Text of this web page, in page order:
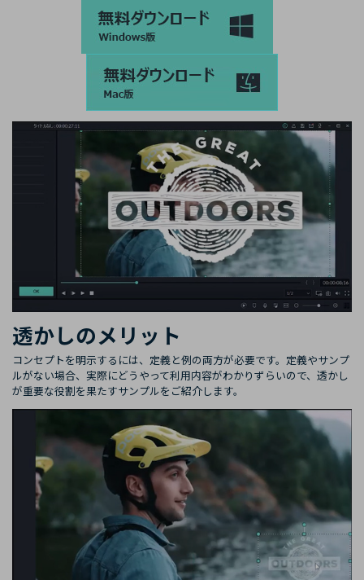
透かしのメリット
コンセプトを明示するには、定義と例の両方が必要です。定義やサンプ
ルがない場合、実際にどうやって利用内容がわかりずらいので、透かし
が重要な役割を果たすサンプルをご紹介します。